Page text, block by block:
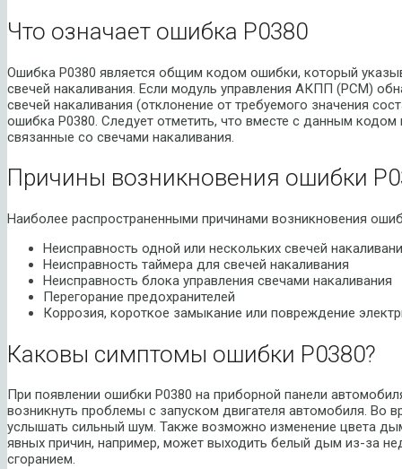
Что означает ошибка P0380
Ошибка P0380 является общим кодом ошибки, который
свечей накаливания. Если модуль управления АКПП (PCM)
свечей накаливания (отклонение от требуемого значения
ошибка P0380. Следует отметить, что вместе с данным
связанные со свечами накаливания.
Причины возникновения ошибки
Наиболее распространенными причинами возникновения
Неисправность одной или нескольких свечей
Неисправность таймера для свечей накаливания
Неисправность блока управления свечами накаливания
Перегорание предохранителей
Коррозия, короткое замыкание или повреждение
Каковы симптомы ошибки P0380?
При появлении ошибки P0380 на приборной панели
возникнуть проблемы с запуском двигателя автомобиля. Во
услышать сильный шум. Также возможно изменение цвета
явных причин, например, может выходить белый дым из-за
сгоранием.